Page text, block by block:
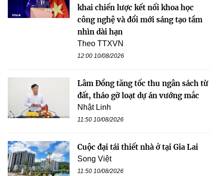
khai chiến lược kết nối khoa học
công nghệ và đổi mới sáng tạo tầm
nhìn dài hạn
Theo TTXVN
12:00 10/08/2026
Lâm Đồng tăng tốc thu ngân sách từ
đất, tháo gỡ loạt dự án vướng mắc
Nhật Linh
11:50 10/08/2026
Cuộc đại tái thiết nhà ở tại Gia Lai
Song Việt
11:50 10/08/2026